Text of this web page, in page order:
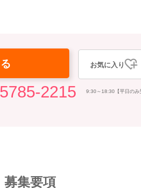
お気に入り
2215 9:30～18:30【平日のみ
募集要項